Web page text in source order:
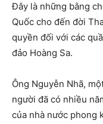
Đây là những bằng
Quốc cho đến đời
quyền đối với các
đảo Hoàng Sa.
Ông Nguyễn Nhã,
người đã có nhiều
của nhà nước phong